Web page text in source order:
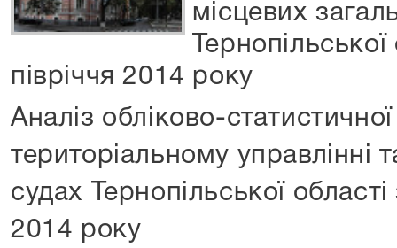
місцевих
півріччя 2014 року
Аналіз обліково-
територіальному управлінні
судах Тернопільської
2014 року